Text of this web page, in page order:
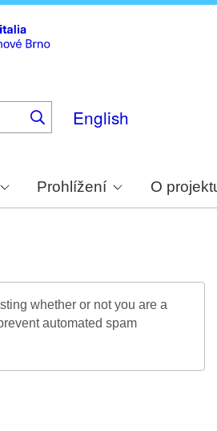
English
Prohlížení O
whether or not you are a
automated spam